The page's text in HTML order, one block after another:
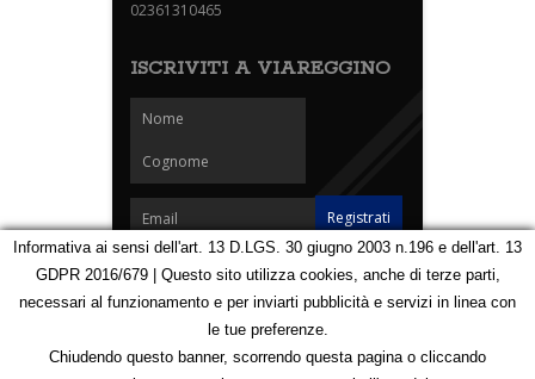
02361310465
ISCRIVITI A VIAREGGINO
Homepage Notizie Speciali Eventi Foto Carnevale
Partners
Contatti
Mappa
Informativa ai sensi dell'art. 13 D.LGS. 30 giugno 2003 n.196 e dell'art. 13
GDPR 2016/679 | Questo sito utilizza cookies, anche di terze parti,
necessari al funzionamento e per inviarti pubblicità e servizi in linea con
le tue preferenze.
Chiudendo questo banner, scorrendo questa pagina o cliccando